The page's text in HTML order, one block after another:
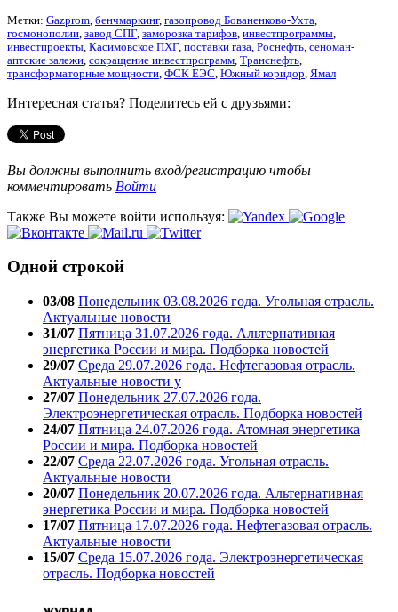
Метки: Gazprom бенчмаркинг, газопровод Бованенково-Ухта
госмонополии завод СПГ заморозка тарифов инвестпрограммы
инвестпроекты Касимовское ПХГ поставки газа Роснефть сеноман-
аптские залежи сокращение инвестпрограмм Транснефть
трансформаторные мощности ФСК ЕЭС Южный коридор Ямал
Интересная статья? Поделитесь ей с друзьями:
Вы должны выполнить вход/регистрацию чтобы
комментировать Войти
Также Вы можете войти используя:
Одной строкой
03/08 Понедельник 03.08.2026 года. Угольная отрасль.
Актуальные новости
31/07 Пятница 31.07.2026 года. Альтернативная
энергетика России и мира. Подборка новостей
29/07 Среда 29.07.2026 года. Нефтегазовая отрасль.
Актуальные новости у
27/07 Понедельник 27.07.2026 года.
Электроэнергетическая отрасль. Подборка новостей
24/07 Пятница 24.07.2026 года. Атомная энергетика
России и мира. Подборка новостей
22/07 Среда 22.07.2026 года. Угольная отрасль.
Актуальные новости
20/07 Понедельник 20.07.2026 года. Альтернативная
энергетика России и мира. Подборка новостей
17/07 Пятница 17.07.2026 года. Нефтегазовая отрасль.
Актуальные новости
15/07 Среда 15.07.2026 года. Электроэнергетическая
отрасль. Подборка новостей